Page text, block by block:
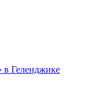
в Геленджике